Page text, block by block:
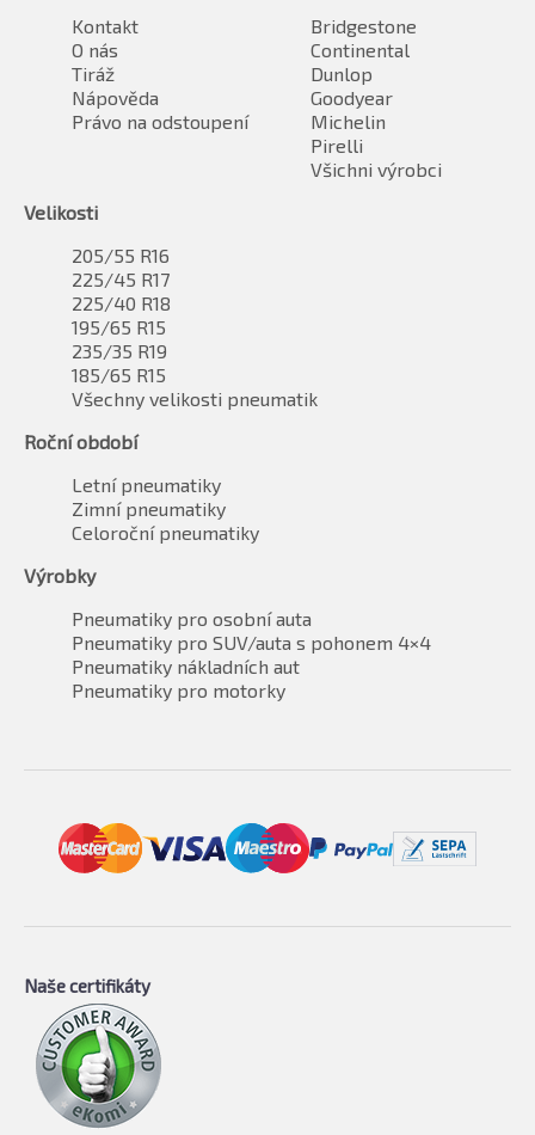
Kontakt
O nás
Tiráž
Nápověda
Právo na odstoupení
Bridgestone
Continental
Dunlop
Goodyear
Michelin
Pirelli
Všichni výrobci
Velikosti
205/55 R16
225/45 R17
225/40 R18
195/65 R15
235/35 R19
185/65 R15
Všechny velikosti pneumatik
Roční období
Letní pneumatiky
Zimní pneumatiky
Celoroční pneumatiky
Výrobky
Pneumatiky pro osobní auta
Pneumatiky pro SUV/auta s pohonem 4×4
Pneumatiky nákladních aut
Pneumatiky pro motorky
Naše certifikáty